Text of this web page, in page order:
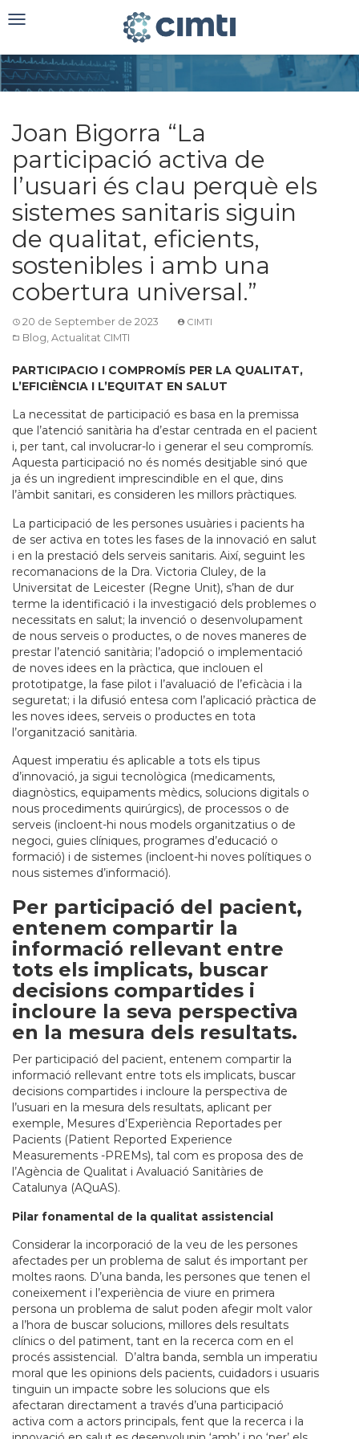
Toggle
Joan Bigorra “La
participació activa de
l’usuari és clau perquè els
sistemes sanitaris siguin
de qualitat, eficients,
sostenibles i amb una
cobertura universal.”
20 de September de 2023 CIMTI
Blog, Actualitat CIMTI
PARTICIPACIO I COMPROMÍS PER LA QUALITAT,
L’EFICIÈNCIA I L’EQUITAT EN SALUT
La necessitat de participació es basa en la premissa
que l’atenció sanitària ha d’estar centrada en el pacient
i, per tant, cal involucrar-lo i generar el seu compromís.
Aquesta participació no és només desitjable sinó que
ja és un ingredient imprescindible en el que, dins
l’àmbit sanitari, es consideren les millors pràctiques.
La participació de les persones usuàries i pacients ha
de ser activa en totes les fases de la innovació en salut
i en la prestació dels serveis sanitaris. Així, seguint les
recomanacions de la Dra. Victoria Cluley, de la
Universitat de Leicester (Regne Unit), s’han de dur
terme la identificació i la investigació dels problemes o
necessitats en salut; la invenció o desenvolupament
de nous serveis o productes, o de noves maneres de
prestar l’atenció sanitària; l’adopció o implementació
de noves idees en la pràctica, que inclouen el
prototipatge, la fase pilot i l’avaluació de l’eficàcia i la
seguretat; i la difusió entesa com l’aplicació pràctica de
les noves idees, serveis o productes en tota
l’organització sanitària.
Aquest imperatiu és aplicable a tots els tipus
d’innovació, ja sigui tecnològica (medicaments,
diagnòstics, equipaments mèdics, solucions digitals o
nous procediments quirúrgics), de processos o de
serveis (incloent-hi nous models organitzatius o de
negoci, guies clíniques, programes d’educació o
formació) i de sistemes (incloent-hi noves polítiques o
nous sistemes d’informació).
Per participació del pacient,
entenem compartir la
informació rellevant entre
tots els implicats, buscar
decisions compartides i
incloure la seva perspectiva
en la mesura dels resultats.
Per participació del pacient, entenem compartir la
informació rellevant entre tots els implicats, buscar
decisions compartides i incloure la perspectiva de
l’usuari en la mesura dels resultats, aplicant per
exemple, Mesures d’Experiència Reportades per
Pacients (Patient Reported Experience
Measurements -PREMs), tal com es proposa des de
l’Agència de Qualitat i Avaluació Sanitàries de
Catalunya (AQuAS).
Pilar fonamental de la qualitat assistencial
Considerar la incorporació de la veu de les persones
afectades per un problema de salut és important per
moltes raons. D’una banda, les persones que tenen el
coneixement i l’experiència de viure en primera
persona un problema de salut poden afegir molt valor
a l’hora de buscar solucions, millores dels resultats
clínics o del patiment, tant en la recerca com en el
procés assistencial. D’altra banda, sembla un imperatiu
moral que les opinions dels pacients, cuidadors i usuaris
tinguin un impacte sobre les solucions que els
afectaran directament a través d’una participació
activa com a actors principals, fent que la recerca i la